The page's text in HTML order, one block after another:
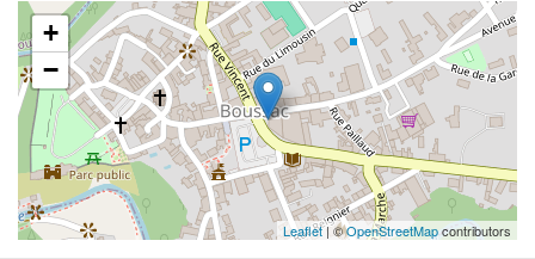
+
−
Leaflet| ©OpenStreetMapcontributors